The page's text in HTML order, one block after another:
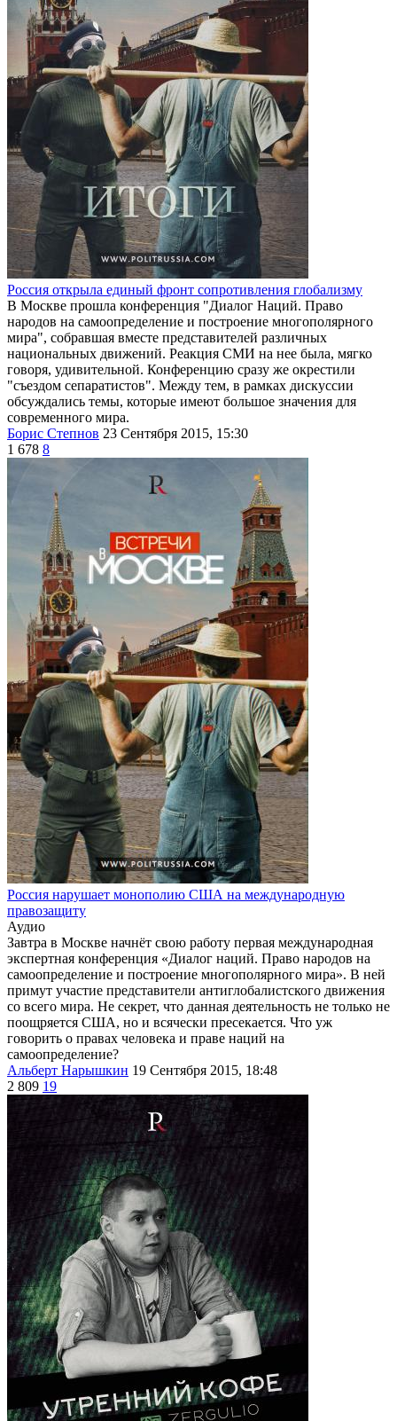
Россия открыла единый фронт сопротивления глобализму
В Москве прошла конференция "Диалог Наций. Право
народов на самоопределение и построение многополярного
мира", собравшая вместе представителей различных
национальных движений. Реакция СМИ на нее была, мягко
говоря, удивительной. Конференцию сразу же окрестили
"съездом сепаратистов". Между тем, в рамках дискуссии
обсуждались темы, которые имеют большое значения для
современного мира.
Борис Степнов 23 Сентября 2015, 15:30
1 678 8
Россия нарушает монополию США на международную
правозащиту
Аудио
Завтра в Москве начнёт свою работу первая международная
экспертная конференция «Диалог наций. Право народов на
самоопределение и построение многополярного мира». В ней
примут участие представители антиглобалистского движения
со всего мира. Не секрет, что данная деятельность не только не
поощряется США, но и всячески пресекается. Что уж
говорить о правах человека и праве наций на
самоопределение?
Альберт Нарышкин 19 Сентября 2015, 18:48
2 809 19